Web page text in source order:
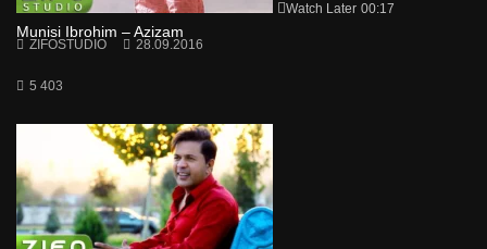
Watch Later 00:17
Munisi Ibrohim – Azizam
ZIFOSTUDIO 28.09.2016
5 403